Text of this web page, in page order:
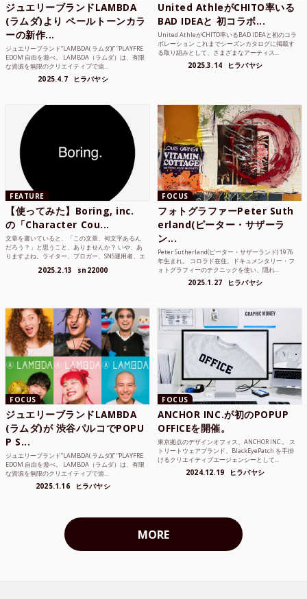
ジュエリーブランドLAMBDA
(ラムダ)より ペールトーンカラ
ーの新作...
ジュエリーブランド“LAMBDA( ラムダ))” “PLAYFRE
EDOM 自由を遊べ。 LAMBDA（ラムダ）は、有限
な資源を無限のクリエイティブで追...
2025.4.7 ヒラバヤシ
United AthleがCHITO率いる
BAD IDEAと 初コラボ...
United AthleがCHITO率いるBAD IDEAと初のコラ
ボレーション これまでシーズンカタログに掲載す
る取り組みとして、さまざまなアーティス...
2025.3.14 ヒラバヤシ
FEATURE
【使ってみた】Boring, inc.
の「Character Cou...
文章を書いていると、「この文章、何文字あるん
だろう？」と思うこと、ありませんか？ いや、あ
りますよね。ライター、ブロガー、SNS運用者、エ
2025.2.13 sn22000
FOCUS
フォトグラファーPeter Suth
erland(ピーター・サザーラ
ン...
Peter Sutherland(ピーター・サザーランド) 1976
年生まれ。 コロラド在住。ドキュメンタリー・フ
ォトグラフィーのテクニックを使い、隠れ...
2025.1.27 ヒラバヤシ
FOCUS
ジュエリーブランドLAMBDA
(ラムダ)が 渋谷パルコでPOPU
P S...
ジュエリーブランド“LAMBDA( ラムダ))” “PLAYFRE
EDOM 自由を遊べ。 LAMBDA（ラムダ）は、有限
な資源を無限のクリエイティブで追...
2025.1.16 ヒラバヤシ
FOCUS
ANCHOR INC.が初のPOPUP
OFFICEを開催。
東京拠点のデザインオフィス、ANCHOR INC.。 ス
トリートウェアブランド、BlackEyePatch を手掛
けるクリエイティブエージェンシーとして...
2024.12.19 ヒラバヤシ
MORE